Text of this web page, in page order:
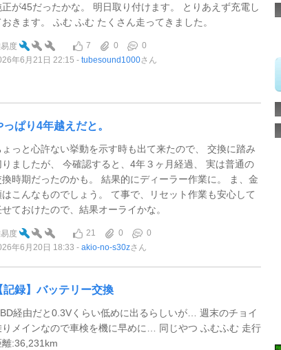
正が45だったかな。 明日取り付けます。 とりあえず充電し
おきます。 ふむ ふむ たくさん走ってきました。
度 7 0
0
年6月21日 22:15
tubesound1000さん
っぱり4年越えだと。
ょっと心許ない挙動を示す時も出て来たので、 交換に踏み
りましたが、 今確認すると、4年３ヶ月経過、 実は普通の
換時期だったのかも。 結果的にディーラー作業に。 ま、金
はこんなものでしょう。 て事で、リセット作業も安心して
せておけたので、結果オーライかな。
度 21 0
0
年6月20日 18:33
akio-no-s30zさん
記録】バッテリー交換
経由だと0.3Vくらい低めに出るらしいが… 週末のチョイ
りメインなので車検を機に早めに… 同じやつ ふむふむ 走行
離:36,231km